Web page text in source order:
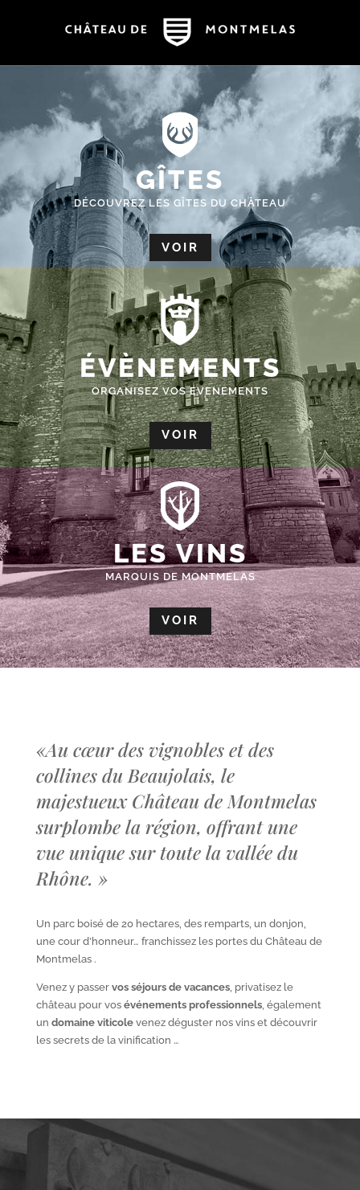
GÎTES
DÉCOUVREZ LES GÎTES DU CHÂTEAU
VOIR
ÉVÈNEMENTS
ORGANISEZ VOS EVENEMENTS
VOIR
LES VINS
MARQUIS DE MONTMELAS
VOIR
«Au cœur des vignobles et des
collines du Beaujolais, le
majestueux Château de Montmelas
surplombe la région, offrant une
vue unique sur toute la vallée du
Rhône. »
Un parc boisé de 20 hectares, des remparts, un donjon,
une cour d’honneur… franchissez les portes du Château de
Montmelas .
Venez y passer vos séjours de vacances, privatisez le
château pour vos événements professionnels, également
un domaine viticolevenez déguster nos vins et découvrir
les secrets de la vinification …